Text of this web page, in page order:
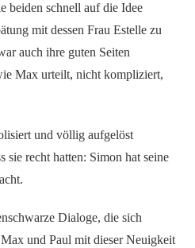
beiden schnell auf die Idee
mit dessen Frau Estelle zu
auch ihre guten Seiten
Max urteilt, nicht kompliziert,
und völlig aufgelöst
sie recht hatten: Simon hat seine
Dialoge, die sich
und Paul mit dieser Neuigkeit